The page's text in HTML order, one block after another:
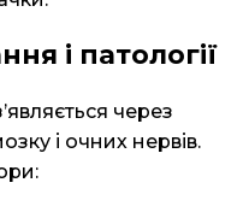
і патології
через
і очних нервів.